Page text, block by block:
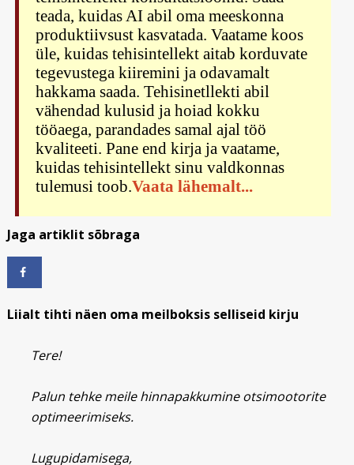
teada, kuidas AI abil oma meeskonna
produktiivsust kasvatada. Vaatame koos
üle, kuidas tehisintellekt aitab korduvate
tegevustega kiiremini ja odavamalt
hakkama saada. Tehisinetllekti abil
vähendad kulusid ja hoiad kokku
tööaega, parandades samal ajal töö
kvaliteeti. Pane end kirja ja vaatame,
kuidas tehisintellekt sinu valdkonnas
tulemusi toob.Vaata lähemalt...
Jaga artiklit sõbraga
Liialt tihti näen oma meilboksis selliseid kirju
Tere!
Palun tehke meile hinnapakkumine otsimootorite
optimeerimiseks.
Lugupidamisega,